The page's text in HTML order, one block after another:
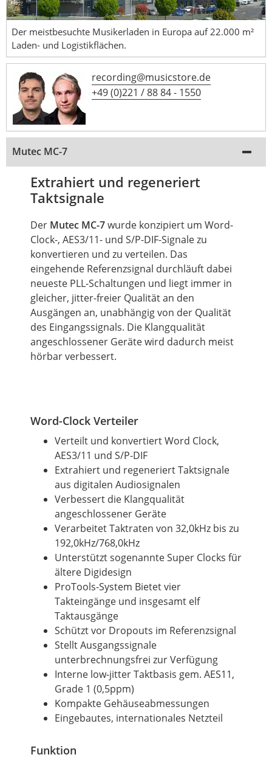
Der meistbesuchte Musikerladen in Europa auf 22.000 m²
Laden- und Logistikflächen.
recording@musicstore.de
+49 (0)221 / 88 84 - 1550
Mutec MC-7
Extrahiert und regeneriert
Taktsignale
Der Mutec MC-7wurde konzipiert um Word-
Clock-, AES3/11- und S/P-DIF-Signale zu
konvertieren und zu verteilen. Das
eingehende Referenzsignal durchläuft dabei
neueste PLL-Schaltungen und liegt immer in
gleicher, jitter-freier Qualität an den
Ausgängen an, unabhängig von der Qualität
des Eingangssignals. Die Klangqualität
angeschlossener Geräte wird dadurch meist
hörbar verbessert.
Word-Clock Verteiler
Verteilt und konvertiert Word Clock,
AES3/11 und S/P-DIF
Extrahiert und regeneriert Taktsignale
aus digitalen Audiosignalen
Verbessert die Klangqualität
angeschlossener Geräte
Verarbeitet Taktraten von 32,0kHz bis zu
192,0kHz/768,0kHz
Unterstützt sogenannte Super Clocks für
ältere Digidesign
ProTools-System Bietet vier
Takteingänge und insgesamt elf
Taktausgänge
Schützt vor Dropouts im Referenzsignal
Stellt Ausgangssignale
unterbrechnungsfrei zur Verfügung
Interne low-jitter Taktbasis gem. AES11,
Grade 1 (0,5ppm)
Kompakte Gehäuseabmessungen
Eingebautes, internationales Netzteil
Funktion